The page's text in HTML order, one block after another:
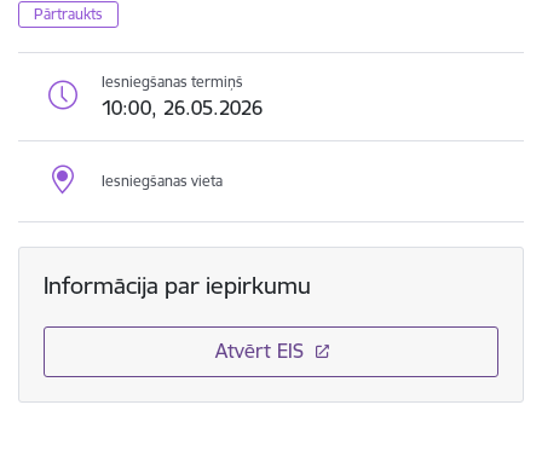
Pārtraukts
Iesniegšanas termiņš
10:00, 26.05.2026
Iesniegšanas vieta
Informācija par iepirkumu
Atvērt EIS